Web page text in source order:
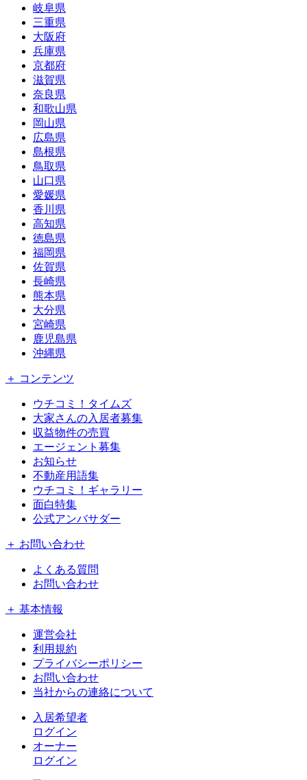
岐阜県
三重県
大阪府
兵庫県
京都府
滋賀県
奈良県
和歌山県
岡山県
広島県
島根県
鳥取県
山口県
愛媛県
香川県
高知県
徳島県
福岡県
佐賀県
長崎県
熊本県
大分県
宮崎県
鹿児島県
沖縄県
＋ コンテンツ
ウチコミ！タイムズ
大家さんの入居者募集
収益物件の売買
エージェント募集
お知らせ
不動産用語集
ウチコミ！ギャラリー
面白特集
公式アンバサダー
＋ お問い合わせ
よくある質問
お問い合わせ
＋ 基本情報
運営会社
利用規約
プライバシーポリシー
お問い合わせ
当社からの連絡について
入居希望者
ログイン
オーナー
ログイン